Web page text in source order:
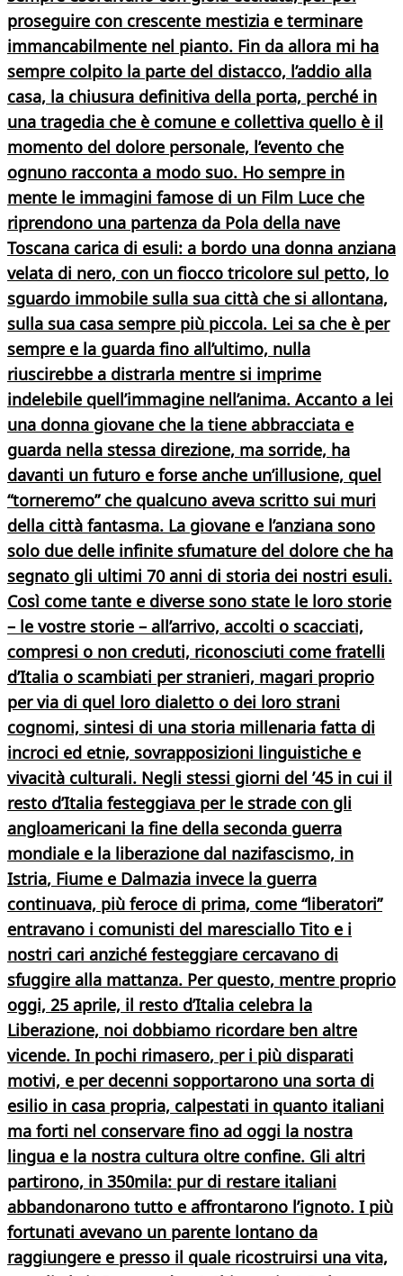
proseguire con crescente mestizia e terminare
immancabilmente nel pianto. Fin da allora mi ha
sempre colpito la parte del distacco, l’addio alla
casa, la chiusura definitiva della porta, perché in
una tragedia che è comune e collettiva quello è il
momento del dolore personale, l’evento che
ognuno racconta a modo suo. Ho sempre in
mente le immagini famose di un Film Luce che
riprendono una partenza da Pola della nave
Toscana carica di esuli: a bordo una donna anziana
velata di nero, con un fiocco tricolore sul petto, lo
sguardo immobile sulla sua città che si allontana,
sulla sua casa sempre più piccola. Lei sa che è per
sempre e la guarda fino all’ultimo, nulla
riuscirebbe a distrarla mentre si imprime
indelebile quell’immagine nell’anima. Accanto a lei
una donna giovane che la tiene abbracciata e
guarda nella stessa direzione, ma sorride, ha
davanti un futuro e forse anche un’illusione, quel
“torneremo” che qualcuno aveva scritto sui muri
della città fantasma. La giovane e l’anziana sono
solo due delle infinite sfumature del dolore che ha
segnato gli ultimi 70 anni di storia dei nostri esuli.
Così come tante e diverse sono state le loro storie
– le vostre storie – all’arrivo, accolti o scacciati,
compresi o non creduti, riconosciuti come fratelli
d’Italia o scambiati per stranieri, magari proprio
per via di quel loro dialetto o dei loro strani
cognomi, sintesi di una storia millenaria fatta di
incroci ed etnie, sovrapposizioni linguistiche e
vivacità culturali. Negli stessi giorni del ’45 in cui il
resto d’Italia festeggiava per le strade con gli
angloamericani la fine della seconda guerra
mondiale e la liberazione dal nazifascismo, in
Istria, Fiume e Dalmazia invece la guerra
continuava, più feroce di prima, come “liberatori”
entravano i comunisti del maresciallo Tito e i
nostri cari anziché festeggiare cercavano di
sfuggire alla mattanza. Per questo, mentre proprio
oggi, 25 aprile, il resto d’Italia celebra la
Liberazione, noi dobbiamo ricordare ben altre
vicende. In pochi rimasero, per i più disparati
motivi, e per decenni sopportarono una sorta di
esilio in casa propria, calpestati in quanto italiani
ma forti nel conservare fino ad oggi la nostra
lingua e la nostra cultura oltre confine. Gli altri
partirono, in 350mila: pur di restare italiani
abbandonarono tutto e affrontarono l’ignoto. I più
fortunati avevano un parente lontano da
raggiungere e presso il quale ricostruirsi una vita,